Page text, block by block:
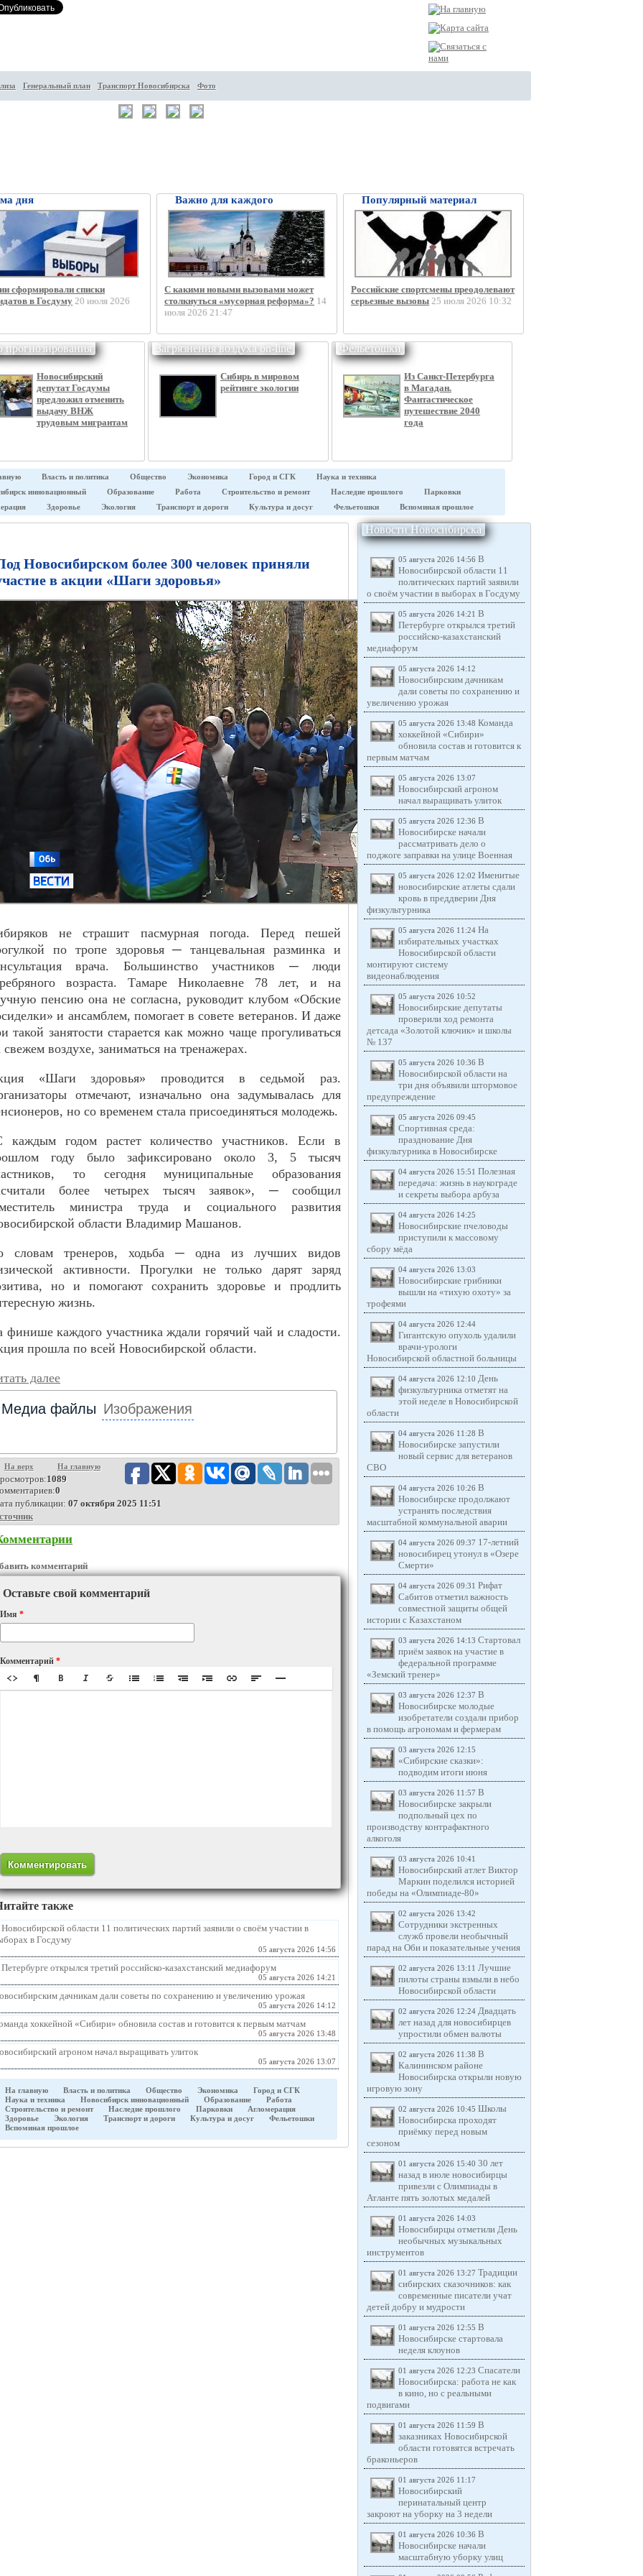
Генеральный план Транспорт Новосибирска Фото
дня
сформировали списки
в Госдуму 20 июля 2026
Важно для каждого
С какими новыми вызовами может
столкнуться «мусорная реформа»? 14
июля 2026 21:47
Популярный материал
Российские спортсмены преодолевают
серьезные вызовы 25 июля 2026 10:32
прогнозирования
Новосибирский
депутат Госдумы
предложил отменить
выдачу ВНЖ
трудовым мигрантам
Загрязнения воздуха on-line
Сибирь в мировом
рейтинге экологии
Фельетошки
Из Санкт-Петербурга
в Магадан.
Фантастическое
путешествие 2040
года
Власть и политика Общество Экономика Город и СГК
Наука и техника
инновационный
Образование Работа Строительство и ремонт Наследие прошлого
Парковки
Здоровье Экология Транспорт и дороги Культура и досуг Фельетошки Вспоминая прошлое
Новосибирском более 300 человек приняли
в акции «Шаги здоровья»
не страшит пасмурная погода. Перед пешей
по тропе здоровья ─ танцевальная разминка и
врача. Большинство участников ─ люди
возраста. Тамаре Николаевне 78 лет, и на
пенсию она не согласна, руководит клубом «Обские
и ансамблем, помогает в совете ветеранов. И даже
такой занятости старается как можно чаще прогуливаться
свежем воздухе, заниматься на тренажерах.
«Шаги здоровья» проводится в седьмой раз.
отмечают, изначально она задумывалась для
но со временем стала присоединяться молодежь.
каждым годом растет количество участников. Если в
году было зафиксировано около 3, 5 тысяч
то сегодня муниципальные образования
более четырех тысяч заявок», ─ сообщил
министра труда и социального развития
области Владимир Машанов.
словам тренеров, ходьба ─ одна из лучших видов
активности. Прогулки не только дарят заряд
но и помогают сохранить здоровье и продлить
жизнь.
финише каждого участника ждали горячий чай и сладости.
прошла по всей Новосибирской области.
далее
Медиа файлы Изображения
На верх На главную
1089
0
публикации: 07 октября 2025 11:51
комментарий
Оставьте свой комментарий
Имя *
Комментарий *
также
области 11 политических партий заявили о своём участии в
в Госдуму
05 августа 2026 14:56
открылся третий российско-казахстанский медиафорум
05 августа 2026 14:21
дачникам дали советы по сохранению и увеличению урожая
05 августа 2026 14:12
хоккейной «Сибири» обновила состав и готовится к первым матчам
05 августа 2026 13:48
агроном начал выращивать улиток
05 августа 2026 13:07
На главную Власть и политика Общество Экономика
Город и СГК
Наука и техника
Новосибирск инновационный Образование
Работа
Строительство и ремонт
Наследие прошлого Парковки
Агломерация
Здоровье
Экология Транспорт и дороги Культура и досуг
Фельетошки
Вспоминая прошлое
Новости Новосибирска
05 августа 2026 14:56 В
Новосибирской области 11
политических партий заявили
о своём участии в выборах в Госдуму
05 августа 2026 14:21 В
Петербурге открылся третий
российско-казахстанский
медиафорум
05 августа 2026 14:12
Новосибирским дачникам
дали советы по сохранению и
увеличению урожая
05 августа 2026 13:48 Команда
хоккейной «Сибири»
обновила состав и готовится к
первым матчам
05 августа 2026 13:07
Новосибирский агроном
начал выращивать улиток
05 августа 2026 12:36 В
Новосибирске начали
рассматривать дело о
поджоге заправки на улице Военная
05 августа 2026 12:02 Именитые
новосибирские атлеты сдали
кровь в преддверии Дня
физкультурника
05 августа 2026 11:24 На
избирательных участках
Новосибирской области
монтируют систему
видеонаблюдения
05 августа 2026 10:52
Новосибирские депутаты
проверили ход ремонта
детсада «Золотой ключик» и школы
№ 137
05 августа 2026 10:36 В
Новосибирской области на
три дня объявили штормовое
предупреждение
05 августа 2026 09:45
Спортивная среда:
празднование Дня
физкультурника в Новосибирске
04 августа 2026 15:51 Полезная
передача: жизнь в наукограде
и секреты выбора арбуза
04 августа 2026 14:25
Новосибирские пчеловоды
приступили к массовому
сбору мёда
04 августа 2026 13:03
Новосибирские грибники
вышли на «тихую охоту» за
трофеями
04 августа 2026 12:44
Гигантскую опухоль удалили
врачи-урологи
Новосибирской областной больницы
04 августа 2026 12:10 День
физкультурника отметят на
этой неделе в Новосибирской
области
04 августа 2026 11:28 В
Новосибирске запустили
новый сервис для ветеранов
СВО
04 августа 2026 10:26 В
Новосибирске продолжают
устранять последствия
масштабной коммунальной аварии
04 августа 2026 09:37 17-летний
новосибирец утонул в «Озере
Смерти»
04 августа 2026 09:31 Рифат
Сабитов отметил важность
совместной защиты общей
истории с Казахстаном
03 августа 2026 14:13 Стартовал
приём заявок на участие в
федеральной программе
«Земский тренер»
03 августа 2026 12:37 В
Новосибирске молодые
изобретатели создали прибор
в помощь агрономам и фермерам
03 августа 2026 12:15
«Сибирские сказки»:
подводим итоги июня
03 августа 2026 11:57 В
Новосибирске закрыли
подпольный цех по
производству контрафактного
алкоголя
03 августа 2026 10:41
Новосибирский атлет Виктор
Маркин поделился историей
победы на «Олимпиаде-80»
02 августа 2026 13:42
Сотрудники экстренных
служб провели необычный
парад на Оби и показательные учения
02 августа 2026 13:11 Лучшие
пилоты страны взмыли в небо
Новосибирской области
02 августа 2026 12:24 Двадцать
лет назад для новосибирцев
упростили обмен валюты
02 августа 2026 11:38 В
Калининском районе
Новосибирска открыли новую
игровую зону
02 августа 2026 10:45 Школы
Новосибирска проходят
приёмку перед новым
сезоном
01 августа 2026 15:40 30 лет
назад в июле новосибирцы
привезли с Олимпиады в
Атланте пять золотых медалей
01 августа 2026 14:03
Новосибирцы отметили День
необычных музыкальных
инструментов
01 августа 2026 13:27 Традиции
сибирских сказочников: как
современные писатели учат
детей добру и мудрости
01 августа 2026 12:55 В
Новосибирске стартовала
неделя клоунов
01 августа 2026 12:23 Спасатели
Новосибирска: работа не как
в кино, но с реальными
подвигами
01 августа 2026 11:59 В
заказниках Новосибирской
области готовятся встречать
браконьеров
01 августа 2026 11:17
Новосибирский
перинатальный центр
закроют на уборку на 3 недели
01 августа 2026 10:36 В
Новосибирске начали
масштабную уборку улиц